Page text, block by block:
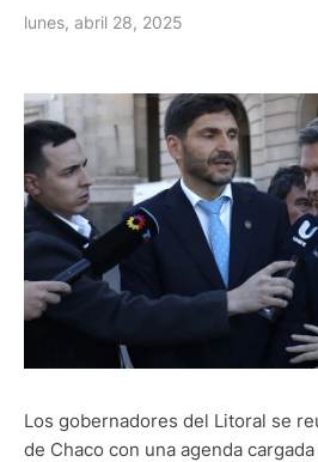
lunes, abril 28, 2025
Los gobernadores del Litoral se
de Chaco con una agenda